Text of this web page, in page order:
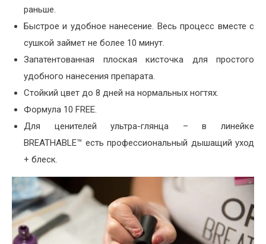
раньше.
Быстрое и удобное нанесение. Весь процесс вместе с
сушкой займет не более 10 минут.
Запатентованная плоская кисточка для простого
удобного нанесения препарата.
Стойкий цвет до 8 дней на нормальных ногтях.
Формула 10 FREE.
Для ценителей ультра-глянца – в линейке
BREATHABLE™ есть профессиональный дышащий уход
+ блеск.